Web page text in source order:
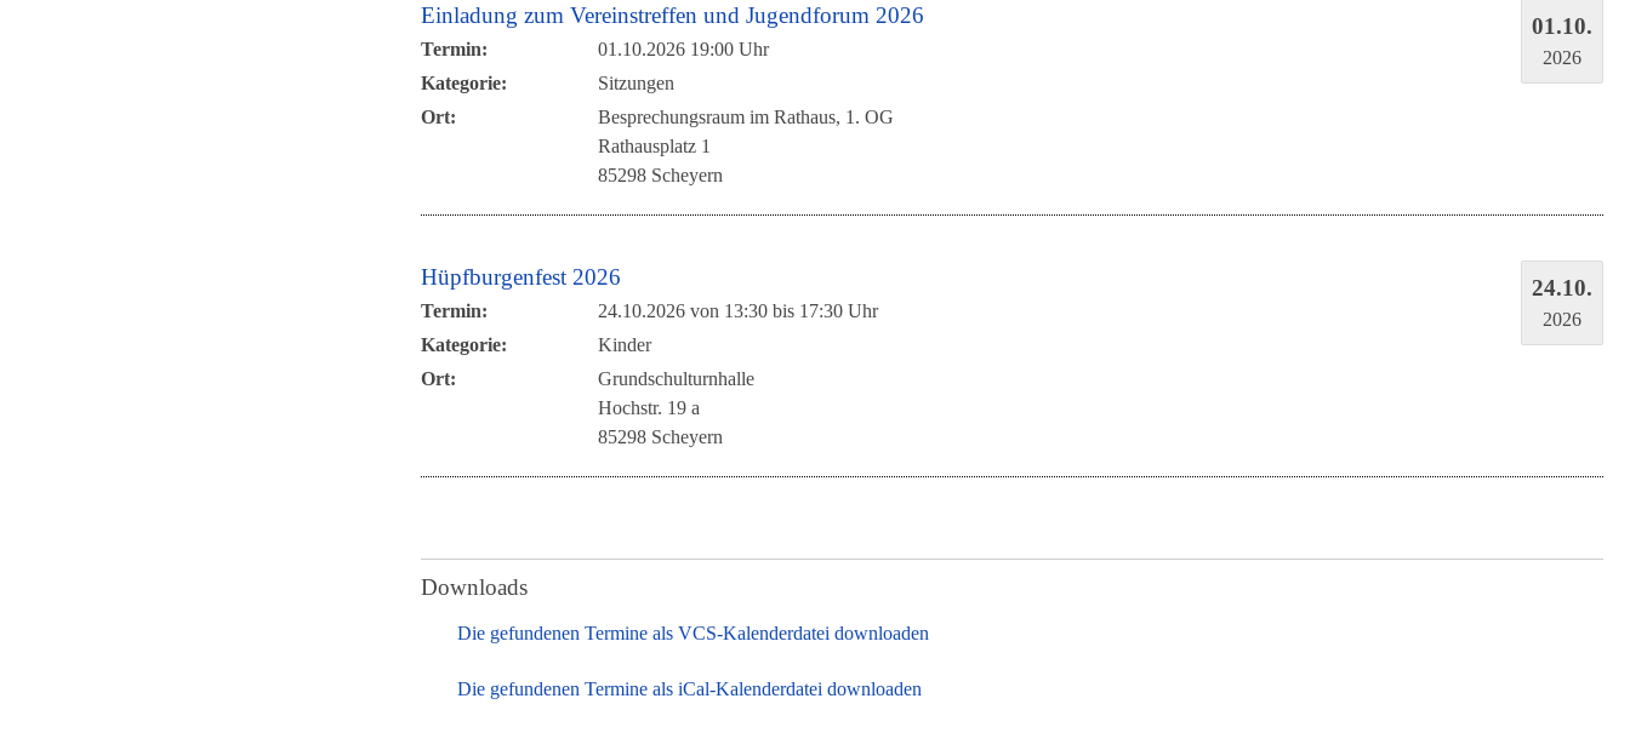
01.10.
2026
Einladung zum Vereinstreffen und Jugendforum 2026
Termin:
01.10.2026 19:00 Uhr
Kategorie:
Sitzungen
Ort:
Besprechungsraum im Rathaus, 1. OG
Rathausplatz 1
85298 Scheyern
24.10.
2026
Hüpfburgenfest 2026
Termin: 24.10.2026 von 13:30 bis 17:30 Uhr
Kategorie:
Kinder
Ort:
Grundschulturnhalle
Hochstr. 19 a
85298 Scheyern
Downloads
Die gefundenen Termine als VCS-Kalenderdatei downloaden
Die gefundenen Termine als iCal-Kalenderdatei downloaden